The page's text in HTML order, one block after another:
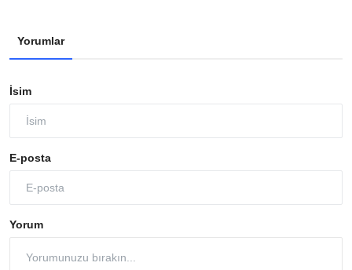
Yorumlar
İsim
E-posta
Yorum